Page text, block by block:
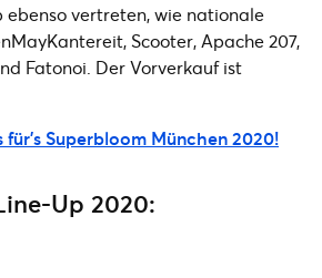
ebenso vertreten, wie nationale
Scooter, Apache 207,
Fatonoi. Der Vorverkauf ist
Superbloom München 2020!
Up 2020: